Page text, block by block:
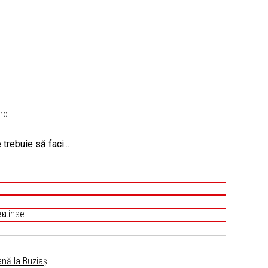
la Buziaș
să faci...